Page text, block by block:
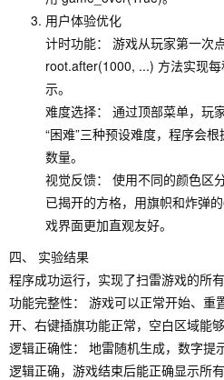
用户体验优化
计时功能： 游戏从玩家第一次
root.after(1000, ...) 方法实现
示。
难度选择： 通过顶部菜单，玩
“困难”三种预设难度，程序会
数量。
视觉反馈： 使用不同的颜色区
已揭开的方格，用旗帜和炸弹
戏界面更加直观友好。
四、 实验结果
程序成功运行，实现了扫雷游戏的所有
功能完整性： 游戏可以正常开始、重
开、右键插旗功能正常，空白区域能
逻辑正确性： 地雷随机生成，数字提
逻辑正确，游戏结束后能正确显示所